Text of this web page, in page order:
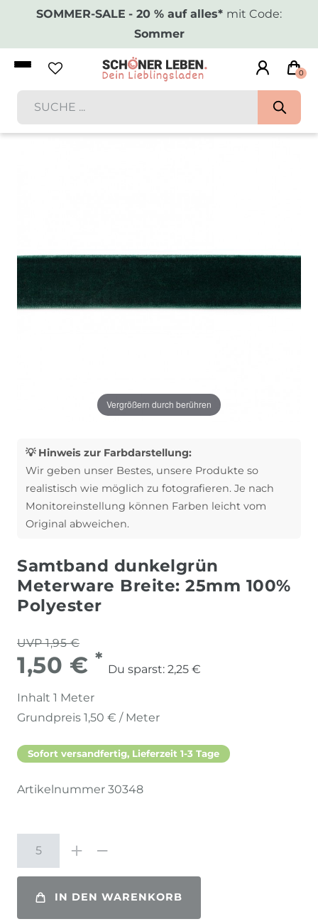
SOMMER-SALE - 20 % auf alles* mit Code:
Sommer
0
Vergrößern durch berühren
💡 Hinweis zur Farbdarstellung:
Wir geben unser Bestes, unsere Produkte so
realistisch wie möglich zu fotografieren. Je nach
Monitoreinstellung können Farben leicht vom
Original abweichen.
Samtband dunkelgrün
Meterware Breite: 25mm 100%
Polyester
UVP 1,95 €
1,50 € *
Du sparst: 2,25 €
Inhalt 1 Meter
Grundpreis 1,50 € / Meter
Sofort versandfertig, Lieferzeit 1-3 Tage
Artikelnummer 30348
IN DEN WARENKORB